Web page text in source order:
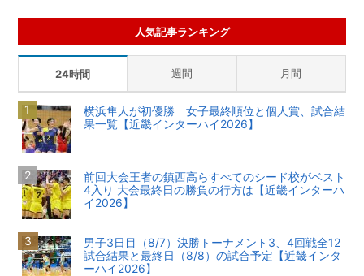
人気記事ランキング
24時間 週間 月間
横浜隼人が初優勝 女子最終順位と個人賞、試合結
果一覧【近畿インターハイ2026】
前回大会王者の鎮西高らすべてのシード校がベスト
4入り 大会最終日の勝負の行方は【近畿インターハ
イ2026】
男子3日目（8/7）決勝トーナメント3、4回戦全12
試合結果と最終日（8/8）の試合予定【近畿インタ
ーハイ2026】